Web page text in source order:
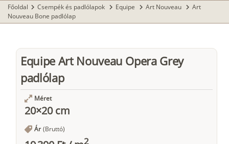
Főoldal chevron_right Csempék és padlólapok chevron_right Equipe chevron_right Art Nouveau chevron_right Art
Nouveau Bone padlólap
Equipe Art Nouveau Opera Grey
padlólap
Méret
20×20 cm
Ár (Bruttó)
2